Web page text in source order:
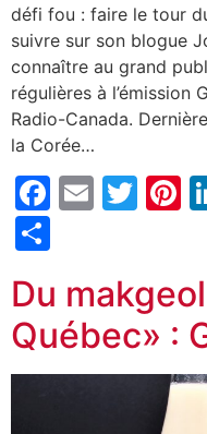
défi fou : faire le tour
suivre sur son blogue
connaître au grand
régulières à l’émission
Radio-Canada.
la Corée…
Email
Du
Québec» :